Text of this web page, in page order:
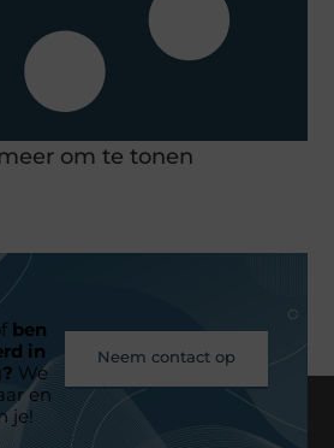
om te tonen
ben
in
We
en
je!
Neem contact op